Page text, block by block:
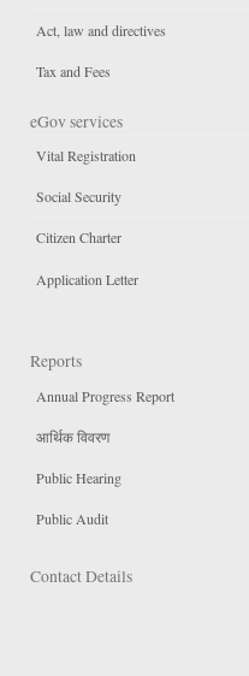
Act, law and directives
Tax and Fees
eGov services
Vital Registration
Social Security
Citizen Charter
Application Letter
Reports
Annual Progress Report
आर्थिक विवरण
Public Hearing
Public Audit
Contact Details